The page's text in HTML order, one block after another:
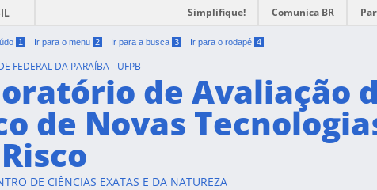
1 Ir para o menu 2 Ir para a busca 3 Ir para o rodapé 4
Simplifique! Comunica BR
FEDERAL DA PARAÍBA - UFPB
de Avaliação
de Novas
DE CIÊNCIAS EXATAS E DA NATUREZA